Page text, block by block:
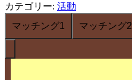
カテゴリー: 活動
マッチング1
マッチング2